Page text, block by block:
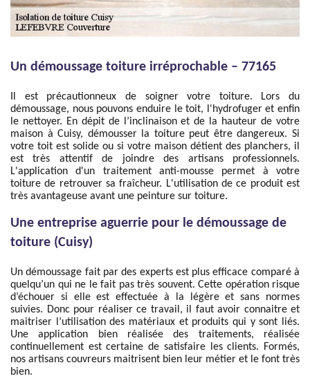
Un démoussage toiture irréprochable – 77165
Il est précautionneux de soigner votre toiture. Lors du
démoussage, nous pouvons enduire le toit, l'hydrofuger et enfin
le nettoyer. En dépit de l’inclinaison et de la hauteur de votre
maison à Cuisy, démousser la toiture peut être dangereux. Si
votre toit est solide ou si votre maison détient des planchers, il
est très attentif de joindre des artisans professionnels.
L'application d'un traitement anti-mousse permet à votre
toiture de retrouver sa fraîcheur. L'utilisation de ce produit est
très avantageuse avant une peinture sur toiture.
Une entreprise aguerrie pour le démoussage de
toiture (Cuisy)
Un démoussage fait par des experts est plus efficace comparé à
quelqu’un qui ne le fait pas très souvent. Cette opération risque
d’échouer si elle est effectuée à la légère et sans normes
suivies. Donc pour réaliser ce travail, il faut avoir connaitre et
maitriser l’utilisation des matériaux et produits qui y sont liés.
Une application bien réalisée des traitements, réalisée
continuellement est certaine de satisfaire les clients. Formés,
nos artisans couvreurs maitrisent bien leur métier et le font très
bien.